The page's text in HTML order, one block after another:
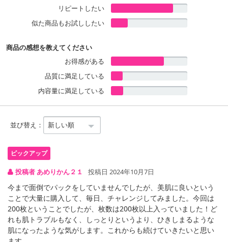
リピートしたい
似た商品もお試ししたい
商品の感想を教えてください
お得感がある
品質に満足している
内容量に満足している
並び替え：
投稿者 あめりかん２１ 投稿日 2024年10月7日
今まで面倒でパックをしていませんでしたが、美肌に良いという
ことで大量に購入して、毎日、チャレンジしてみました。今回は
200枚ということでしたが、枚数は200枚以上入っていました！ど
れも肌トラブルもなく、しっとりというより、ひきしまるような
肌になったような気がします。これからも続けていきたいと思い